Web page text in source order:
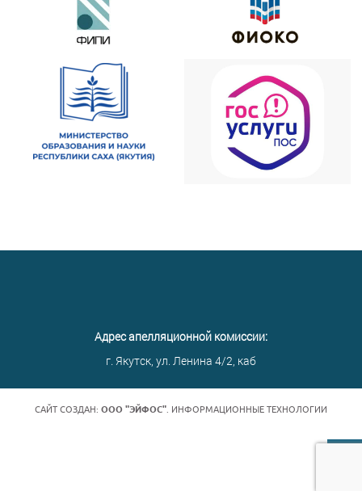
Адрес апелляционной комиссии:
г. Якутск, ул. Ленина 4/2, каб
САЙТ СОЗДАН: ООО "ЭЙФОС" . ИНФОРМАЦИОННЫЕ ТЕХНОЛОГИИ